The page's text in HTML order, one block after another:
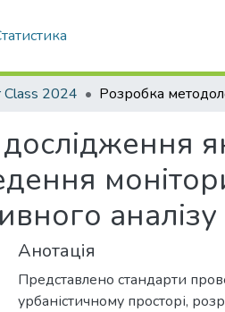
Class 2024
Анотація
Представлено стандарти
урбаністичному просторі,